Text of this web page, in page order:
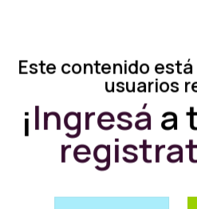
Este contenido
usuarios
¡Ingresá a